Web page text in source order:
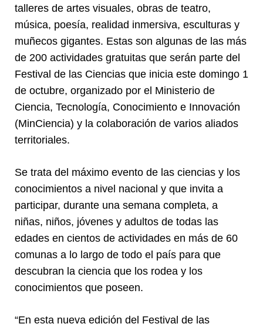
talleres de artes visuales, obras de teatro,
música, poesía, realidad inmersiva, esculturas y
muñecos gigantes. Estas son algunas de las más
de 200 actividades gratuitas que serán parte del
Festival de las Ciencias que inicia este domingo 1
de octubre, organizado por el Ministerio de
Ciencia, Tecnología, Conocimiento e Innovación
(MinCiencia) y la colaboración de varios aliados
territoriales.
Se trata del máximo evento de las ciencias y los
conocimientos a nivel nacional y que invita a
participar, durante una semana completa, a
niñas, niños, jóvenes y adultos de todas las
edades en cientos de actividades en más de 60
comunas a lo largo de todo el país para que
descubran la ciencia que los rodea y los
conocimientos que poseen.
“En esta nueva edición del Festival de las